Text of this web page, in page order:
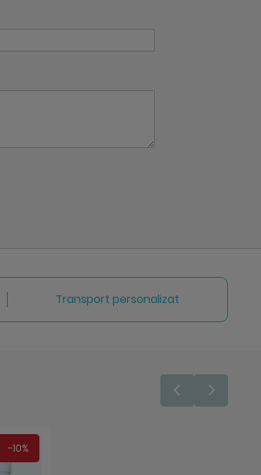
Transport personalizat
-10%